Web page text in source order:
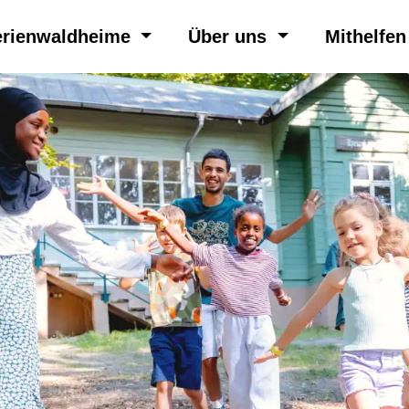
Über uns